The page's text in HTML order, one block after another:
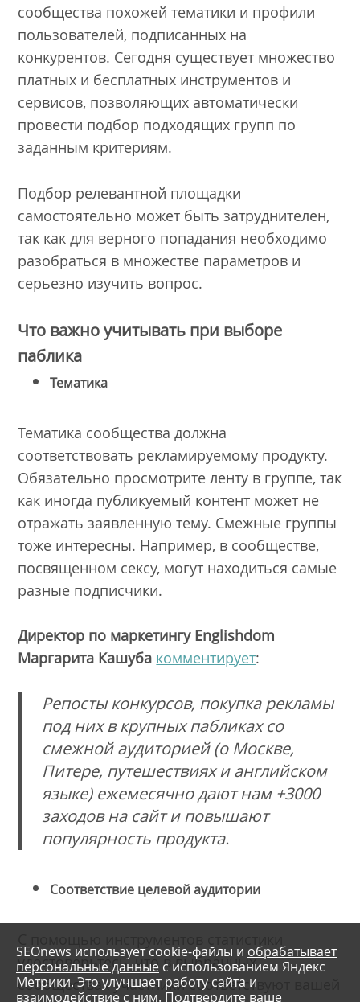
сообщества похожей тематики и профили
пользователей, подписанных на
конкурентов. Сегодня существует множество
платных и бесплатных инструментов и
сервисов, позволяющих автоматически
провести подбор подходящих групп по
заданным критериям.
Подбор релевантной площадки
самостоятельно может быть затруднителен,
так как для верного попадания необходимо
разобраться в множестве параметров и
серьезно изучить вопрос.
Что важно учитывать при выборе
паблика
Тематика
Тематика сообщества должна
соответствовать рекламируемому продукту.
Обязательно просмотрите ленту в группе, так
как иногда публикуемый контент может не
отражать заявленную тему. Смежные группы
тоже интересны. Например, в сообществе,
посвященном сексу, могут находиться самые
разные подписчики.
Директор по маркетингу Englishdom
Маргарита Кашуба комментирует:
Репосты конкурсов, покупка рекламы
под них в крупных пабликах со
смежной аудиторией (о Москве,
Питере, путешествиях и английском
языке) ежемесячно дают нам +3000
заходов на сайт и повышают
популярность продукта.
Соответствие целевой аудитории
удостоверьтесь, что в выбранных
сообществах участники соответствуют вашей
SEOnews использует cookie-файлы и обрабатывает
персональные данные с использованием Яндекс
Метрики. Это улучшает работу сайта и
взаимодействие с ним. Подтвердите ваше